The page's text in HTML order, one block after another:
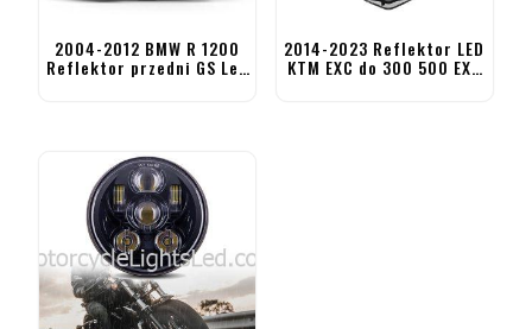
2004-2012 BMW R 1200
Reflektor przedni GS Led
R1200GS Adventure
2014-2023 Reflektor LED
KTM EXC do 300 500 EXC